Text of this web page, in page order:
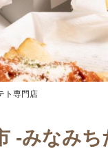
ト専門店
-みなみち